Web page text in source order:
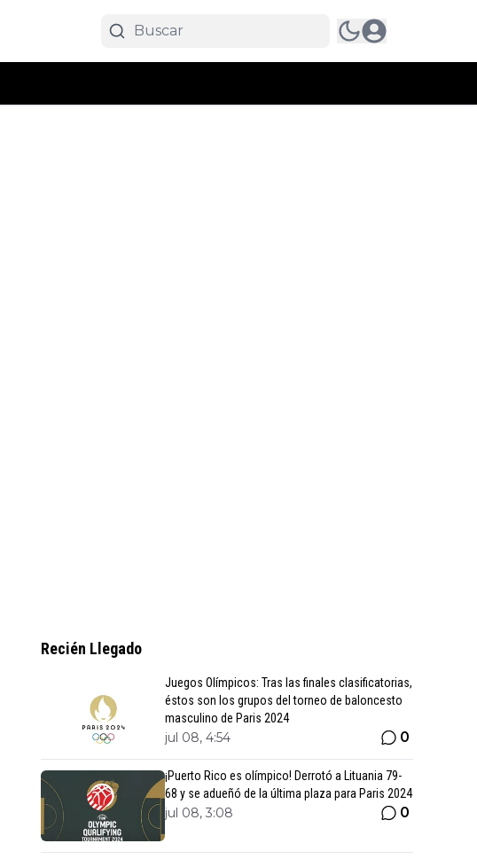
Recién Llegado
Juegos Olímpicos: Tras las finales clasificatorias,
éstos son los grupos del torneo de baloncesto
masculino de Paris 2024
jul 08, 4:54 0
¡Puerto Rico es olímpico! Derrotó a Lituania 79-
68 y se adueñó de la última plaza para Paris 2024
jul 08, 3:08 0